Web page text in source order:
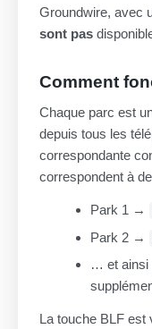
Groundwire, avec
sont pas
Comment
Chaque parc est
depuis tous les
correspondante
correspondent à
Park 1 →
Park 2 →
… et ainsi
La touche BLF est